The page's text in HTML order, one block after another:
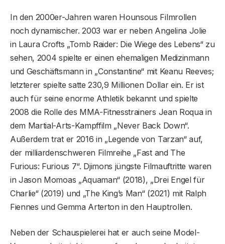
In den 2000er-Jahren waren Hounsous Filmrollen
noch dynamischer. 2003 war er neben Angelina Jolie
in Laura Crofts „Tomb Raider: Die Wiege des Lebens“ zu
sehen, 2004 spielte er einen ehemaligen Medizinmann
und Geschäftsmann in „Constantine“ mit Keanu Reeves;
letzterer spielte satte 230,9 Millionen Dollar ein. Er ist
auch für seine enorme Athletik bekannt und spielte
2008 die Rolle des MMA-Fitnesstrainers Jean Roqua in
dem Martial-Arts-Kampffilm „Never Back Down“.
Außerdem trat er 2016 in „Legende von Tarzan“ auf,
der milliardenschweren Filmreihe „Fast and The
Furious: Furious 7“. Djimons jüngste Filmauftritte waren
in Jason Momoas „Aquaman“ (2018), „Drei Engel für
Charlie“ (2019) und „The King’s Man“ (2021) mit Ralph
Fiennes und Gemma Arterton in den Hauptrollen.
Neben der Schauspielerei hat er auch seine Model-